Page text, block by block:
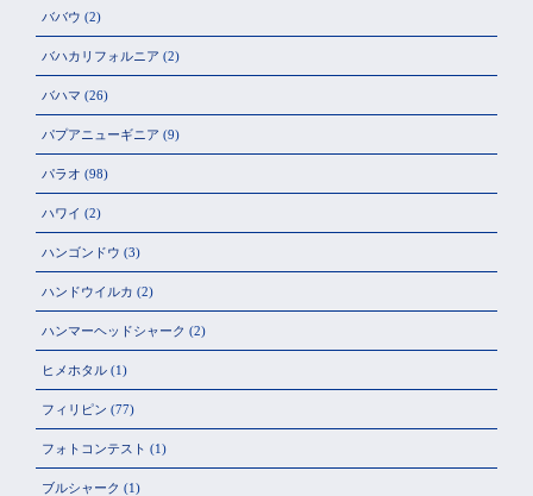
ババウ (2)
バハカリフォルニア (2)
バハマ (26)
パプアニューギニア (9)
パラオ (98)
ハワイ (2)
ハンゴンドウ (3)
ハンドウイルカ (2)
ハンマーヘッドシャーク (2)
ヒメホタル (1)
フィリピン (77)
フォトコンテスト (1)
ブルシャーク (1)